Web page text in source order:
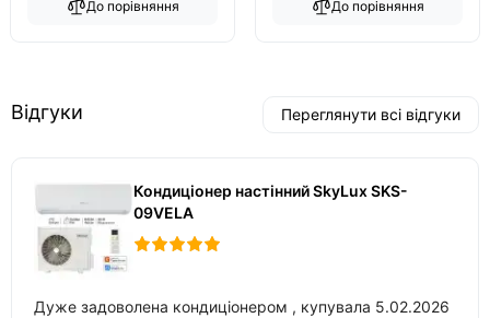
До порівняння До порівняння
Відгуки Переглянути всі відгуки
Кондиціонер настінний SkyLux SKS-
09VELA
Дуже задоволена кондиціонером , купувала 5.02.2026